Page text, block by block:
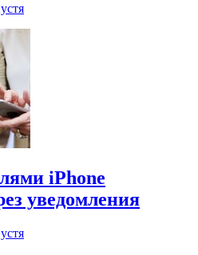
iPhone
уведомления